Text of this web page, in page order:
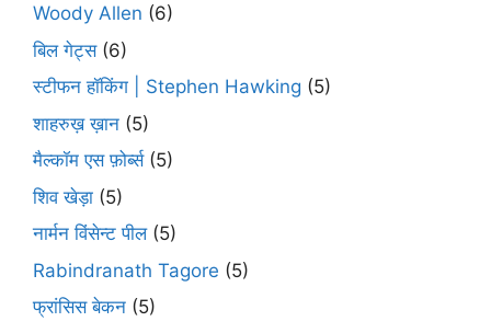
Woody Allen (6)
बिल गेट्स(6)
स्टीफन हॉकिंग | Stephen Hawking (5)
शाहरुख़ ख़ान (5)
मैल्कॉम एस फ़ोर्ब्स(5)
शिव खेड़ा (5)
नार्मन विंसेन्ट पील(5)
Rabindranath Tagore (5)
फ्रांसिस बेकन (5)